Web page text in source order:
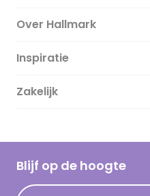
Over Hallmark
Over ons
Duurzaamheid
Hallmark Kaartclub
Acties
Inspiratie
Magazine
Cadeau inspiratie
Kaartinspiratie
Zakelijk
Blijf op de hoogte